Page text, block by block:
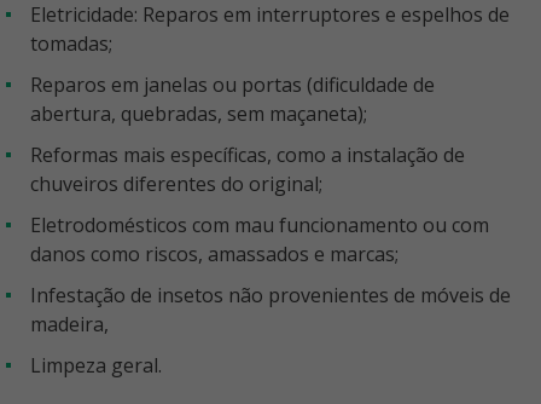
Eletricidade: Reparos em interruptores e espelhos de
tomadas;
Reparos em janelas ou portas (dificuldade de
abertura, quebradas, sem maçaneta);
Reformas mais específicas, como a instalação de
chuveiros diferentes do original;
Eletrodomésticos com mau funcionamento ou com
danos como riscos, amassados e marcas;
Infestação de insetos não provenientes de móveis de
madeira,
Limpeza geral.